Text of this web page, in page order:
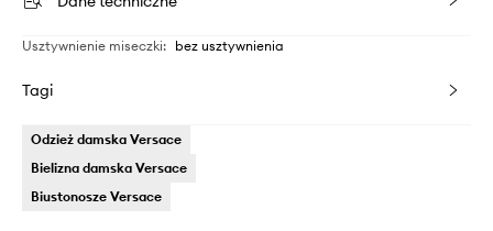
Usztywnienie miseczki: bez usztywnienia
Tagi
Odzież damska Versace
Bielizna damska Versace
Biustonosze Versace